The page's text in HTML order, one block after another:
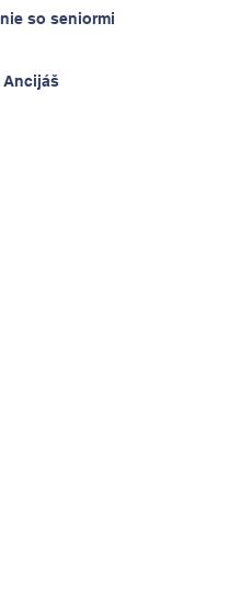
so seniormi